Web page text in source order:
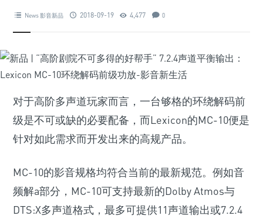
News 影音新品 2018-09-19 4,477 0
对于高阶多声道玩家而言，一台够格的环绕解码前
级是不可或缺的必要配备，而Lexicon的MC-10便是
针对如此需求而开发出来的高规产品。
MC-10的影音规格均符合当前的最新规范。例如音
频解a部分，MC-10可支持最新的Dolby Atmos与
DTS:X多声道格式，最多可提供11声道输出或7.2.4